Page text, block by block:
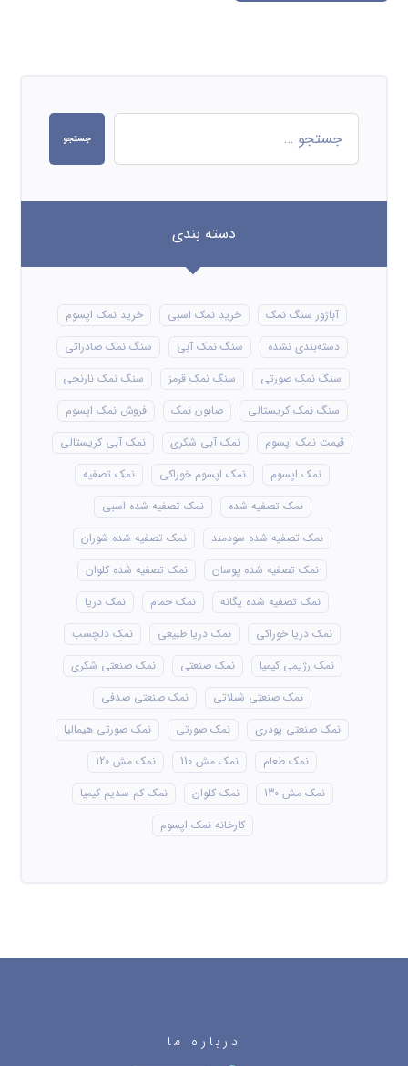
جستجو
دسته بندی
آباژور سنگ نمک خرید نمک اسبی
خرید نمک اپسوم
دسته‌بندی نشده
سنگ نمک آبی
سنگ نمک صادراتی
سنگ نمک صورتی
سنگ نمک قرمز
سنگ نمک نارنجی
سنگ نمک کریستالی
صابون نمک
فروش نمک اپسوم
قیمت نمک اپسوم
نمک آبی شکری
نمک آبی کریستالی
نمک اپسوم
نمک اپسوم خوراکی
نمک تصفیه
نمک تصفیه شده
نمک تصفیه شده اسبی
نمک تصفیه شده سودمند
نمک تصفیه شده شوران
نمک تصفیه شده پوسان
نمک تصفیه شده کلوان
نمک تصفیه شده یگانه
نمک حمام
نمک دریا
نمک دریا خوراکی
نمک دریا طبیعی
نمک دلچسب
نمک رژیمی کیمیا
نمک صنعتی
نمک صنعتی شکری
نمک صنعتی شیلاتی
نمک صنعتی صدفی
نمک صنعتی پودری
نمک صورتی
نمک صورتی هیمالیا
نمک طعام
نمک مش 110
نمک مش 120
نمک مش 130
نمک کلوان
نمک کم سدیم کیمیا
کارخانه نمک اپسوم
درباره ما